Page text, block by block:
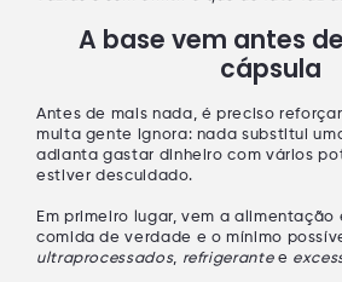
A base vem antes
cápsula
Antes de mais nada, é preciso
muita gente ignora: nada substitui
adianta gastar dinheiro com vários
estiver descuidado.
Em primeiro lugar, vem a alimentação
comida de verdade e o mínimo
ultraprocessados, refrigerantee